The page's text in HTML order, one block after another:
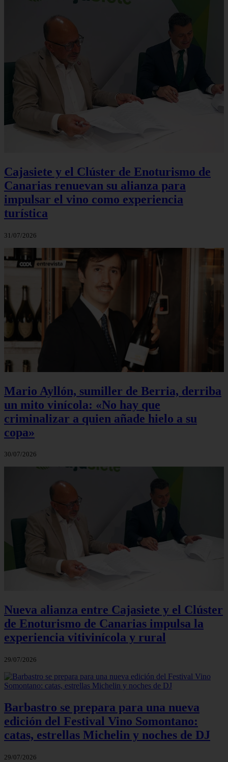
Cajasiete y el Clúster de Enoturismo de
Canarias renuevan su alianza para
impulsar el vino como experiencia
turística
31/07/2026
Mario Ayllón, sumiller de Berria, derriba
un mito vinícola: «No hay que
criminalizar a quien añade hielo a su
copa»
30/07/2026
Nueva alianza entre Cajasiete y el Clúster
de Enoturismo de Canarias impulsa la
experiencia vitivinícola y rural
29/07/2026
Barbastro se prepara para una nueva
edición del Festival Vino Somontano:
catas, estrellas Michelin y noches de DJ
29/07/2026